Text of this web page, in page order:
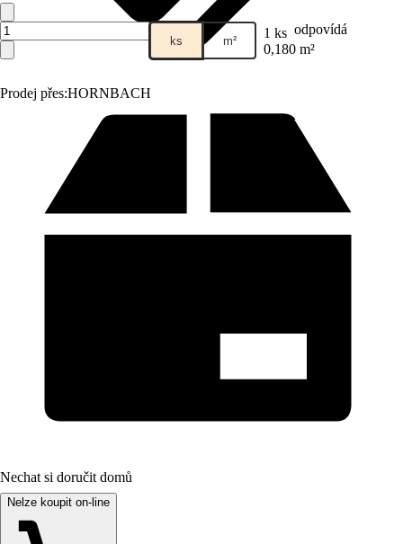
Prodej přes:HORNBACH
ks m² 1 ks odpovídá
0,180 m²
Nechat si doručit domů
Nelze koupit on-line